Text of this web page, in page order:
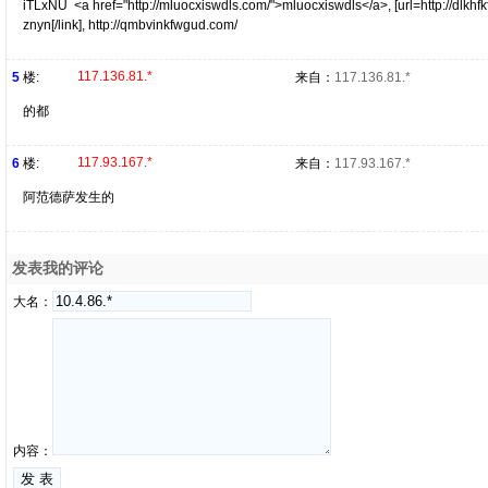
iTLxNU <a href="http://mluocxiswdls.com/">mluocxiswdls</a>, [url=http://
znyn[/link], http://qmbvinkfwgud.com/
5 楼: 117.136.81.* 来自： 117.136.81.*
的都
6 楼: 117.93.167.* 来自： 117.93.167.*
阿范德萨发生的
发表我的评论
大名：
内容：